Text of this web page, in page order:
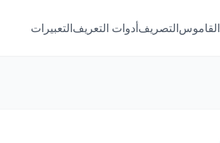
القاموسالتصريفأدوات التعريفالتعبيرات